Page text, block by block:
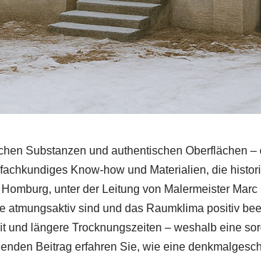
Substanzen und authentischen Oberflächen
Know-how und Materialien, die
unter der Leitung von Malermeister
atmungsaktiv sind und das Raumklima positiv
längere Trocknungszeiten – weshalb eine
Beitrag erfahren Sie, wie eine